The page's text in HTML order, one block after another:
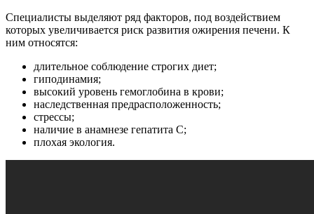
Специалисты выделяют ряд факторов, под воздействием
которых увеличивается риск развития ожирения печени. К
ним относятся:
длительное соблюдение строгих диет;
гиподинамия;
высокий уровень гемоглобина в крови;
наследственная предрасположенность;
стрессы;
наличие в анамнезе гепатита C;
плохая экология.